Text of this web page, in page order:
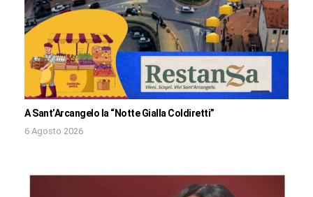
A Sant’Arcangelo la “Notte Gialla Coldiretti”
6 Agosto 2026